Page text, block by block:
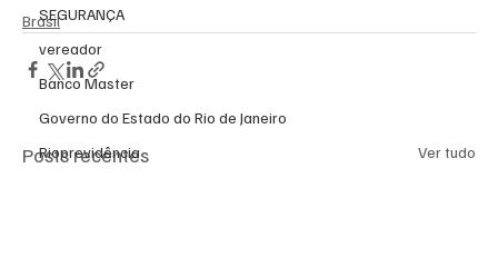
SEGURANÇA
vereador
Banco Master
Governo do Estado do Rio de Janeiro
Rioprevidência
Brasil
Posts recentes Ver tudo